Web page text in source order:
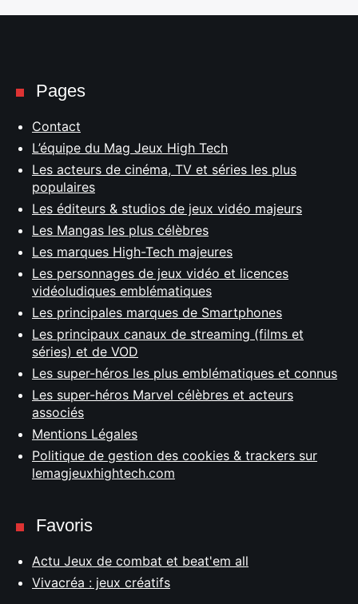
Pages
Contact
L’équipe du Mag Jeux High Tech
Les acteurs de cinéma, TV et séries les plus
populaires
Les éditeurs & studios de jeux vidéo majeurs
Les Mangas les plus célèbres
Les marques High-Tech majeures
Les personnages de jeux vidéo et licences
vidéoludiques emblématiques
Les principales marques de Smartphones
Les principaux canaux de streaming (films et
séries) et de VOD
Les super-héros les plus emblématiques et connus
Les super-héros Marvel célèbres et acteurs
associés
Mentions Légales
Politique de gestion des cookies & trackers sur
lemagjeuxhightech.com
Favoris
Actu Jeux de combat et beat'em all
Vivacréa : jeux créatifs